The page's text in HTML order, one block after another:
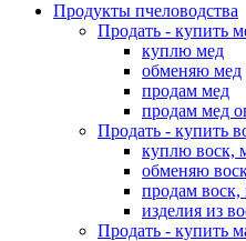
Продукты пчеловодства
Продать - купить
куплю мед
обменяю мед
продам мед
продам мед
Продать - купить
куплю воск,
обменяю
продам воск,
изделия из
Продать - купить